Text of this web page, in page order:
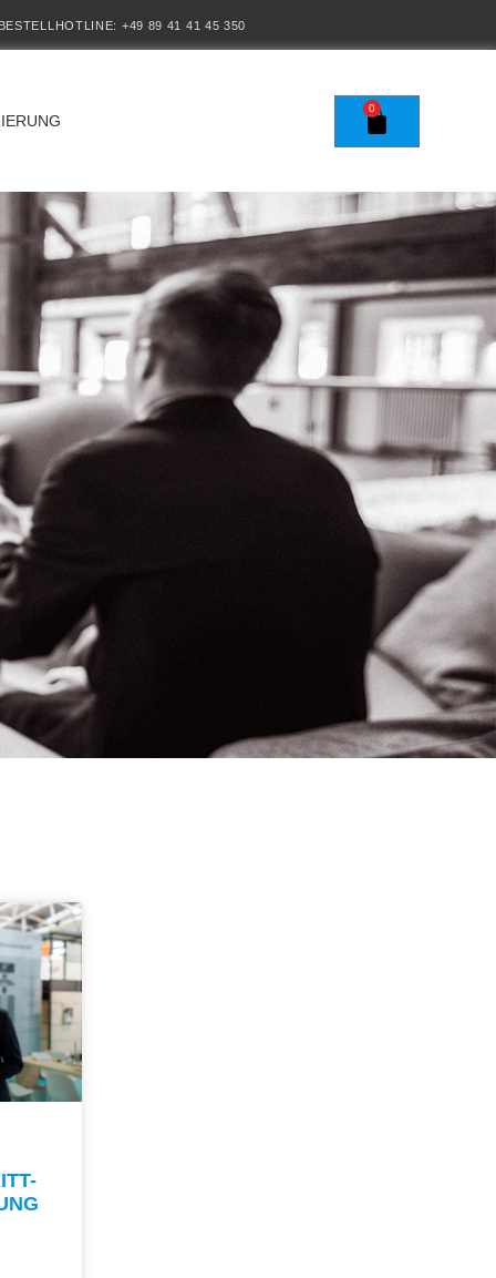
+49 89 41 41 45 350
0